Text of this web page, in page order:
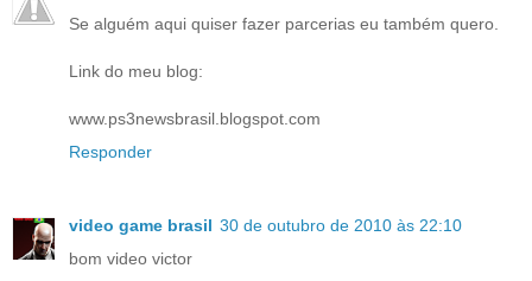
Se alguém aqui quiser fazer parcerias eu também quero.
Link do meu blog:
www.ps3newsbrasil.blogspot.com
Responder
video game brasil 30 de outubro de 2010 às 22:10
bom video victor